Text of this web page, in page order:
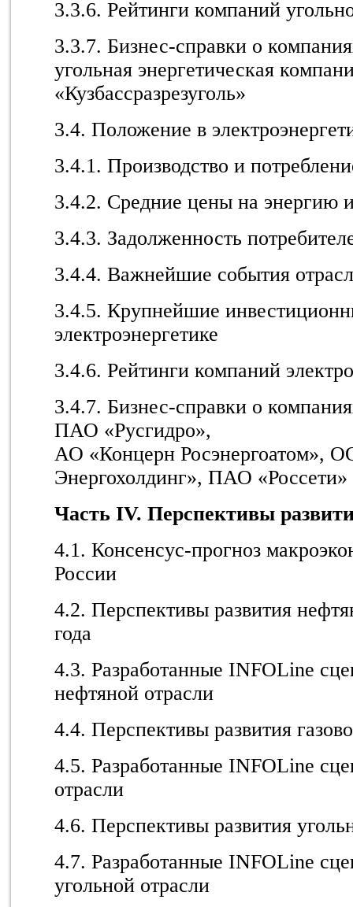
3.3.6. Рейтинги компаний
3.3.7. Бизнес-справки о
угольная энергетическая
«Кузбассразрезуголь»
3.4. Положение в
3.4.1. Производство и
3.4.2. Средние цены на энергию
3.4.3. Задолженность
3.4.4. Важнейшие события
3.4.5. Крупнейшие
электроэнергетике
3.4.6. Рейтинги компаний
3.4.7. Бизнес-справки о
ПАО «Русгидро»,
АО «Концерн Росэнергоатом»,
Энергохолдинг», ПАО «Россети»
Часть IV. Перспективы
4.1. Консенсус-прогноз
России
4.2. Перспективы развития
года
4.3. Разработанные INFOLine
нефтяной отрасли
4.4. Перспективы развития
4.5. Разработанные INFOLine
отрасли
4.6. Перспективы развития
4.7. Разработанные INFOLine
угольной отрасли